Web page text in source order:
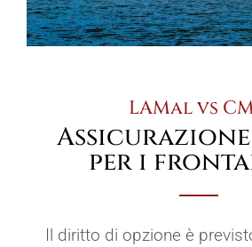
LAMal vs
per i
Il diritto di opzione è